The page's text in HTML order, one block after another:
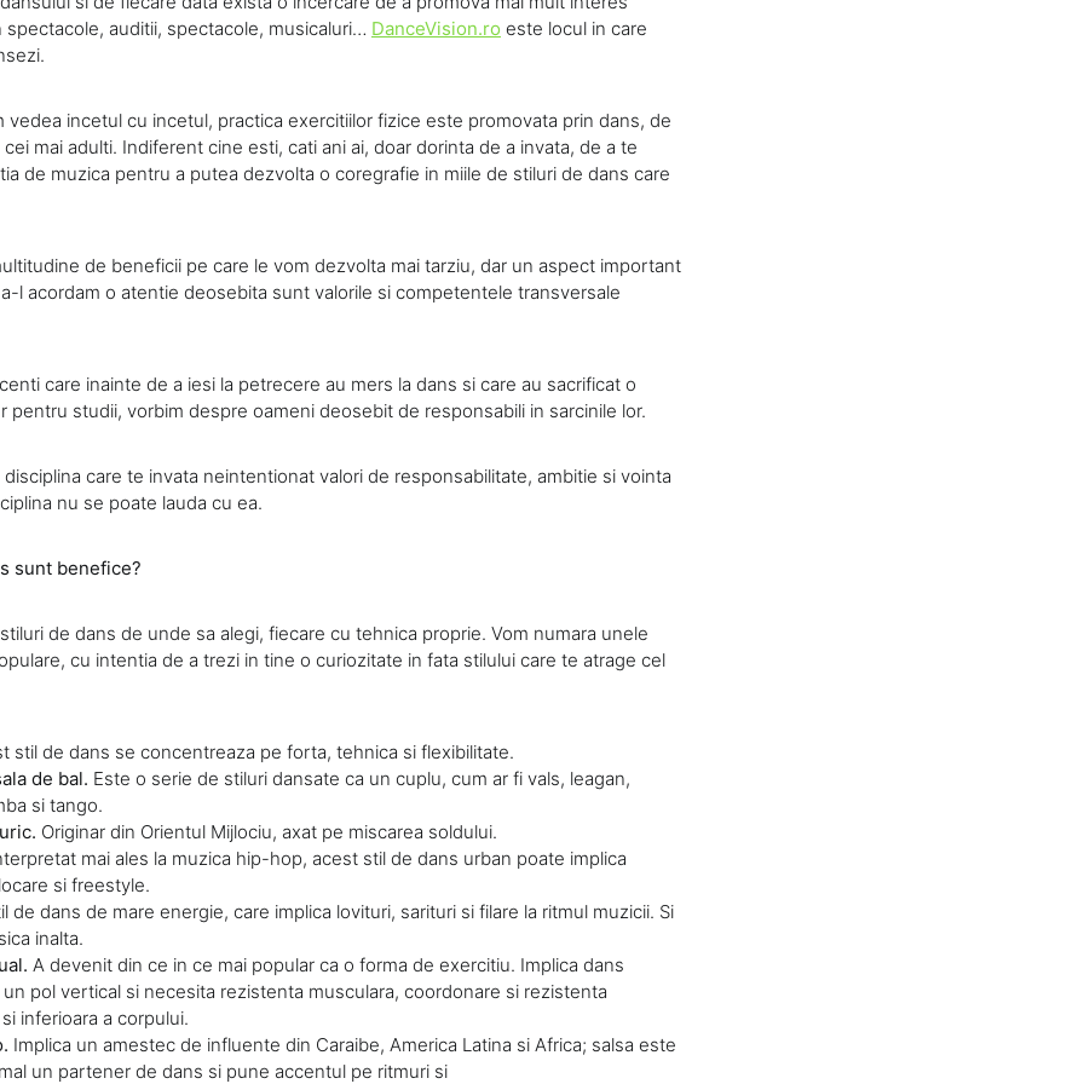
spectacole, auditii, spectacole, musicaluri… DanceVision.ro este locul in care
vedea incetul cu incetul, practica exercitiilor fizice este promovata prin dans, de
cei mai adulti. Indiferent cine esti, cati ani ai, doar dorinta de a invata, de a te
de muzica pentru a putea dezvolta o coregrafie in miile de stiluri de dans care
de beneficii pe care le vom dezvolta mai tarziu, dar un aspect important
l acordam o atentie deosebita sunt valorile si competentele transversale
care inainte de a iesi la petrecere au mers la dans si care au sacrificat o
pentru studii, vorbim despre oameni deosebit de responsabili in sarcinile lor.
care te invata neintentionat valori de responsabilitate, ambitie si vointa
nu se poate lauda cu ea.
sunt benefice?
de dans de unde sa alegi, fiecare cu tehnica proprie. Vom numara unele
cu intentia de a trezi in tine o curiozitate in fata stilului care te atrage cel
stil de dans se concentreaza pe forta, tehnica si flexibilitate.
de bal. Este o serie de stiluri dansate ca un cuplu, cum ar fi vals, leagan,
si tango.
Originar din Orientul Mijlociu, axat pe miscarea soldului.
mai ales la muzica hip-hop, acest stil de dans urban poate implica
si freestyle.
de dans de mare energie, care implica lovituri, sarituri si filare la ritmul muzicii. Si
inalta.
A devenit din ce in ce mai popular ca o forma de exercitiu. Implica dans
pol vertical si necesita rezistenta musculara, coordonare si rezistenta
inferioara a corpului.
Implica un amestec de influente din Caraibe, America Latina si Africa; salsa este
un partener de dans si pune accentul pe ritmuri si